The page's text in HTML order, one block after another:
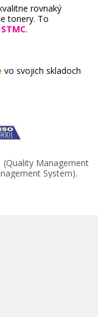
rovnaký
tonery. To
.
vo svojich skladoch
Management
System).